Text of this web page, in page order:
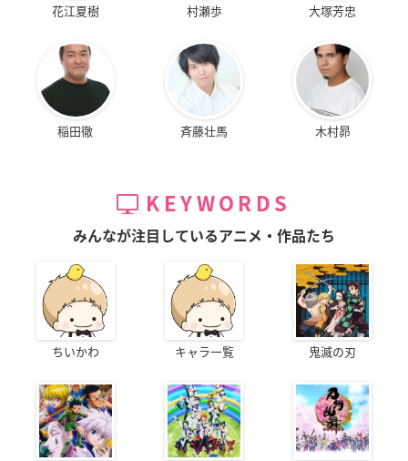
花江夏樹 村瀬歩 大塚芳忠
稲田徹 斉藤壮馬 木村昴
KEYWORDS
みんなが注目しているアニメ・作品たち
ちいかわ キャラ一覧 鬼滅の刃